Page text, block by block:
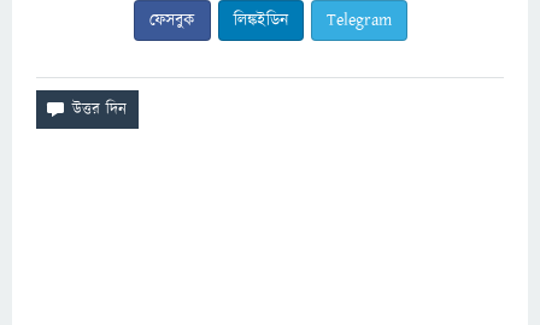
ফেসবুক লিঙ্কইডিন Telegram